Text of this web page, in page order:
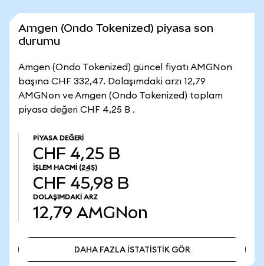
Amgen (Ondo Tokenized) piyasa son
durumu
Amgen (Ondo Tokenized) güncel fiyatı AMGNon
başına CHF 332,47. Dolaşımdaki arzı 12,79
AMGNon ve Amgen (Ondo Tokenized) toplam
piyasa değeri CHF 4,25 B .
PIYASA DEĞERI
CHF 4,25 B
İŞLEM HACMI (24S)
CHF 45,98 B
DOLAŞIMDAKI ARZ
12,79 AMGNon
DAHA FAZLA İSTATİSTİK GÖR